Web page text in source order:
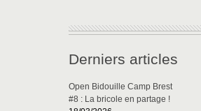
Derniers articles
Open Bidouille Camp Brest
#8 : La bricole en partage !